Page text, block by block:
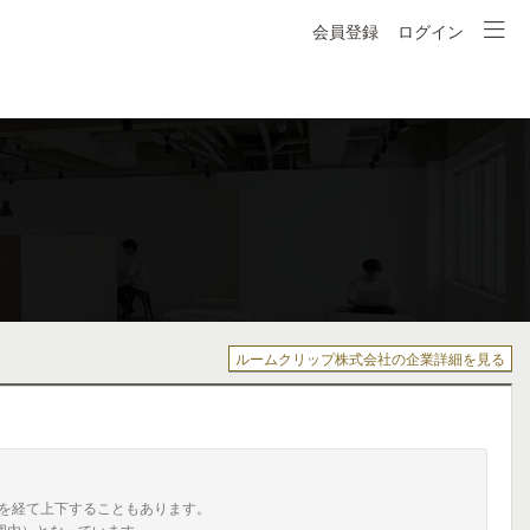
会員登録 ログイン
ルームクリップ株式会社の企業詳細を見る
て上下することもあります。